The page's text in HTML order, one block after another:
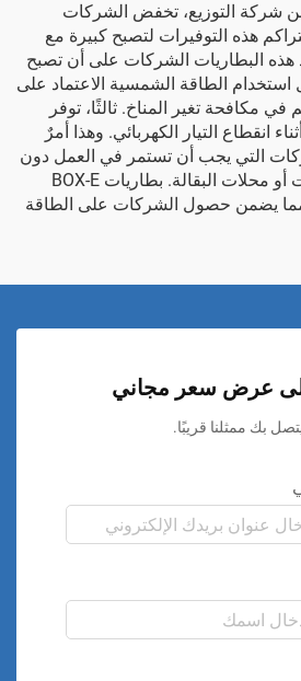
شركة التوزيع، تخفض الشركات
هذه التوفيرات لتصبح كبيرة مع
هذه البطاريات الشركات على أن تصبح
استخدام الطاقة الشمسية الاعتماد على
مكافحة تغير المناخ. ثالثًا، توفر
انقطاع التيار الكهربائي. وهذا أمرٌ
التي يجب أن تستمر في العمل دون
محلات البقالة. بطاريات BOX-E
يضمن حصول الشركات على الطاقة
عرض سعر مجاني
بك ممثلنا قريبًا.